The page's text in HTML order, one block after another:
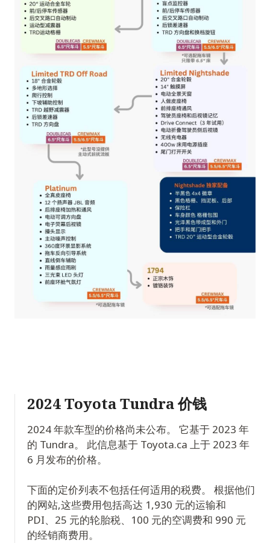
2024 Toyota Tundra 价钱
2024 年款车型的价格尚未公布。 它基于 2023 年
的 Tundra。 此信息基于 Toyota.ca 上于 2023 年
6 月发布的价格。
下面的定价列表不包括任何适用的税费。 根据他们
的网站,这些费用包括高达 1,930 元的运输和
PDI、25 元的轮胎税、100 元的空调费和 990 元
的经销商费用。